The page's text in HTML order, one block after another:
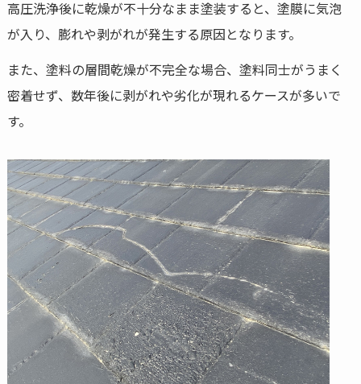
高圧洗浄後に乾燥が不十分なまま塗装すると、塗膜に気泡
が入り、膨れや剥がれが発生する原因となります。
また、塗料の層間乾燥が不完全な場合、塗料同士がうまく
密着せず、数年後に剥がれや劣化が現れるケースが多いで
す。